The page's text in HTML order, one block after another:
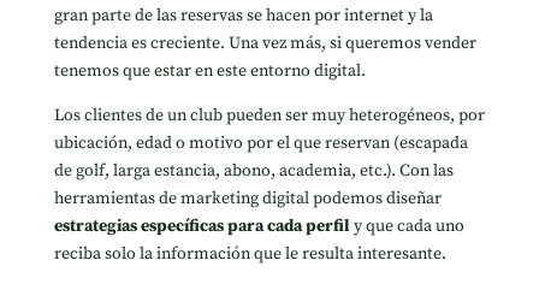
gran parte de las reservas se hacen por internet y la
tendencia es creciente. Una vez más, si queremos vender
tenemos que estar en este entorno digital.
Los clientes de un club pueden ser muy heterogéneos, por
ubicación, edad o motivo por el que reservan (escapada
de golf, larga estancia, abono, academia, etc.). Con las
herramientas de marketing digital podemos diseñar
estrategias específicas para cada perfily que cada uno
reciba solo la información que le resulta interesante.